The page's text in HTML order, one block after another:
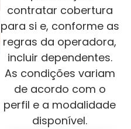
contratar cobertura
para si e, conforme as
regras da operadora,
incluir dependentes.
As condições variam
de acordo com o
perfil e a modalidade
disponível.